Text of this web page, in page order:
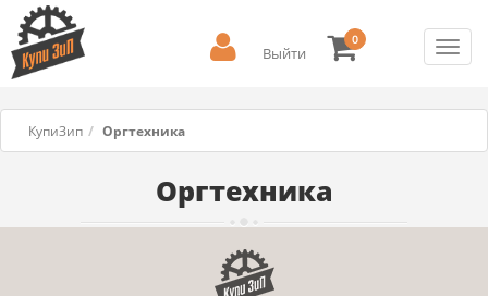
Выйти
0
КупиЗип Оргтехника
Оргтехника